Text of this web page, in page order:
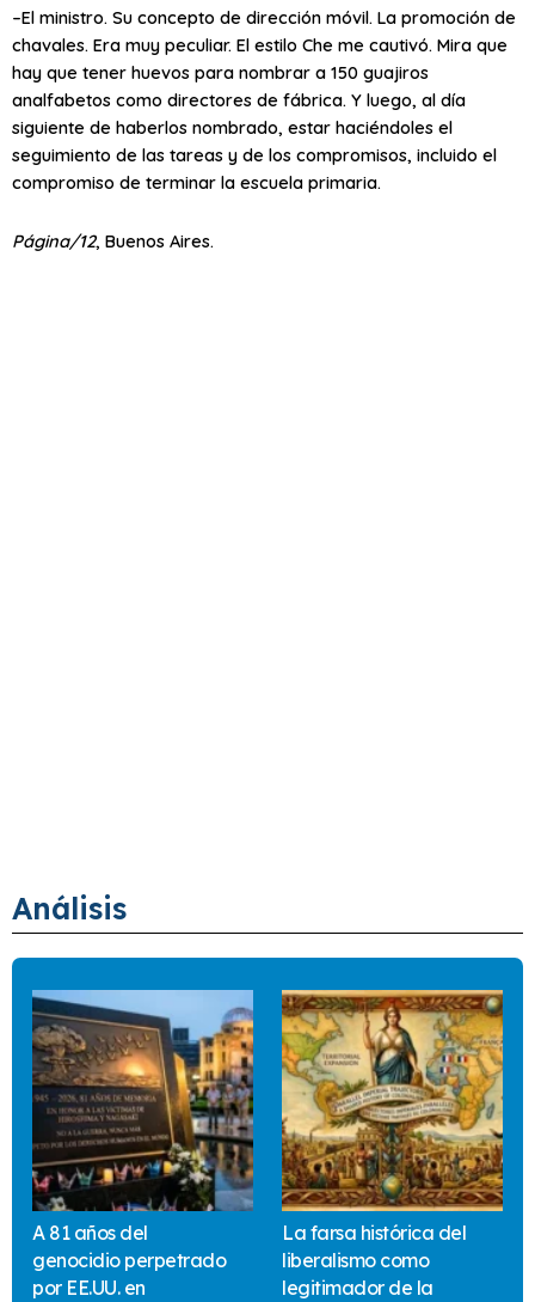
–El ministro. Su concepto de dirección móvil. La promoción de
chavales. Era muy peculiar. El estilo Che me cautivó. Mira que
hay que tener huevos para nombrar a 150 guajiros
analfabetos como directores de fábrica. Y luego, al día
siguiente de haberlos nombrado, estar haciéndoles el
seguimiento de las tareas y de los compromisos, incluido el
compromiso de terminar la escuela primaria.
Página/12, Buenos Aires.
Análisis
A 81 años del
genocidio perpetrado
por EE.UU. en
La farsa histórica del
liberalismo como
legitimador de la